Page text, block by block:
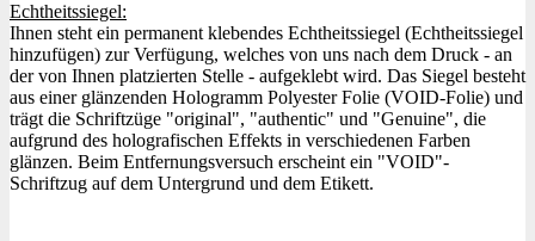
Echtheitssiegel:
Ihnen steht ein permanent klebendes Echtheitssiegel (Echtheitssiegel
hinzufügen) zur Verfügung, welches von uns nach dem Druck - an
der von Ihnen platzierten Stelle - aufgeklebt wird. Das Siegel besteht
aus einer glänzenden Hologramm Polyester Folie (VOID-Folie) und
trägt die Schriftzüge "original", "authentic" und "Genuine", die
aufgrund des holografischen Effekts in verschiedenen Farben
glänzen. Beim Entfernungsversuch erscheint ein "VOID"-
Schriftzug auf dem Untergrund und dem Etikett.